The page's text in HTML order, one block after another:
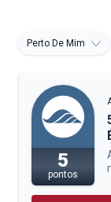
Perto De Mim
5
pontos